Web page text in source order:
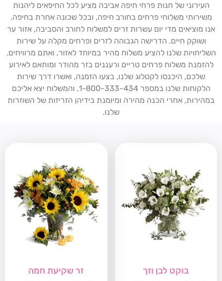
העירוני של חנות פרחי חיפה אביבה מציע לכל החיפאים ליהנות
משירותי משלוחי פרחים בחורב חיפה, ובכל שכונה אחרת בחיפה.
אנו מוציאים מדי יום עשרות זרים למשלוח לחורב והסביבה, אזור ער
ושוקק חיים. הדרישה הגבוהה לזרים ופרחים מקלה על שירות
השליחויות שלנו להציע משלוח מהיר במיוחד לאזור, ואתם מרוויחים.
להזמנת משלוח פרחים טריים ורעננים בזר מהודר ומותאם לאירוע
שלכם, היכנסו לקטלוג שלנו, בצעו הזמנה, ואשרו דרך שירות
הלקוחות שלנו במספר 1-800-333-434, והמשלוח יצא אליכם
במהירות, אחרי הכנה מהירה ומיומנת בידיהן הזריזות של השוזרות
שלנו.
בוקט לבן וזך זר שקיעת חמה